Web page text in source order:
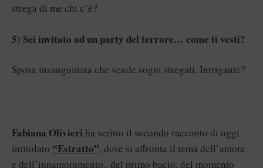
strega di me chi c’è?
5) Sei invitato ad un party del terrore… come ti vesti?
Sposa insanguinata che vende sogni stregati. Intrigante?
Fabiana Olivieri ha scritto il secondo racconto di oggi
intitolato “Estratto”, dove si affronta il tema dell’amore
e dell’innamoramento.. del primo bacio, del momento